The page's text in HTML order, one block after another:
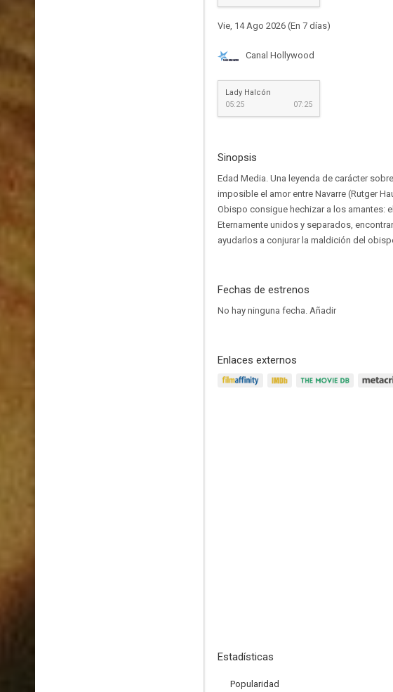
Vie, 14 Ago 2026 (En 7 días)
Canal Hollywood
Lady Halcón
05:25
07:25
Sinopsis
Edad Media. Una leyenda de carácter
imposible el amor entre Navarre (Rutger
Obispo consigue hechizar a los amantes:
Eternamente unidos y separados,
ayudarlos a conjurar la maldición del
Fechas de estrenos
No hay ninguna fecha. Añadir
Enlaces externos
Estadísticas
Popularidad